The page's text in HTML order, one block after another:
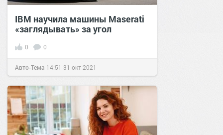
IBM научила машины Maserati
«заглядывать» за угол
0 0
Авто-Тема 14:51 31 окт 2021